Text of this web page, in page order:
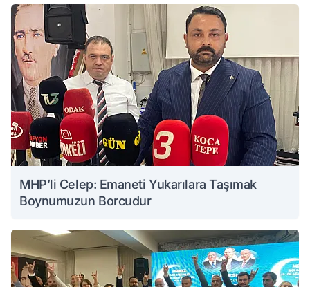
MHP’li Celep: Emaneti Yukarılara Taşımak
Boynumuzun Borcudur